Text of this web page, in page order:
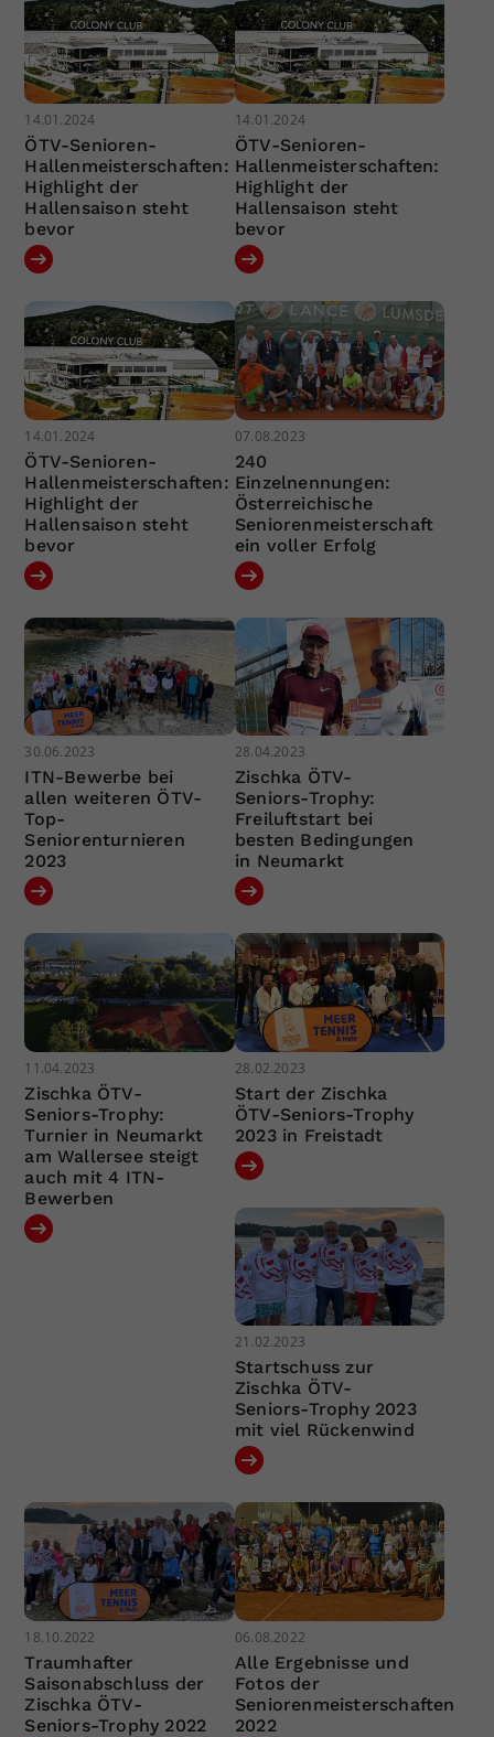
14.01.2024
ÖTV-Senioren-
Hallenmeisterschaften:
Highlight der
Hallensaison steht
bevor
14.01.2024
ÖTV-Senioren-
Hallenmeisterschaften:
Highlight der
Hallensaison steht
bevor
14.01.2024
ÖTV-Senioren-
Hallenmeisterschaften:
Highlight der
Hallensaison steht
bevor
07.08.2023
240
Einzelnennungen:
Österreichische
Seniorenmeisterschaft
ein voller Erfolg
30.06.2023
ITN-Bewerbe bei
allen weiteren ÖTV-
Top-
Seniorenturnieren
2023
28.04.2023
Zischka ÖTV-
Seniors-Trophy:
Freiluftstart bei
besten Bedingungen
in Neumarkt
11.04.2023
Zischka ÖTV-
Seniors-Trophy:
Turnier in Neumarkt
am Wallersee steigt
auch mit 4 ITN-
Bewerben
28.02.2023
Start der Zischka
ÖTV-Seniors-Trophy
2023 in Freistadt
21.02.2023
Startschuss zur
Zischka ÖTV-
Seniors-Trophy 2023
mit viel Rückenwind
18.10.2022
Traumhafter
Saisonabschluss der
Zischka ÖTV-
Seniors-Trophy 2022
06.08.2022
Alle Ergebnisse und
Fotos der
Seniorenmeisterschaften
2022